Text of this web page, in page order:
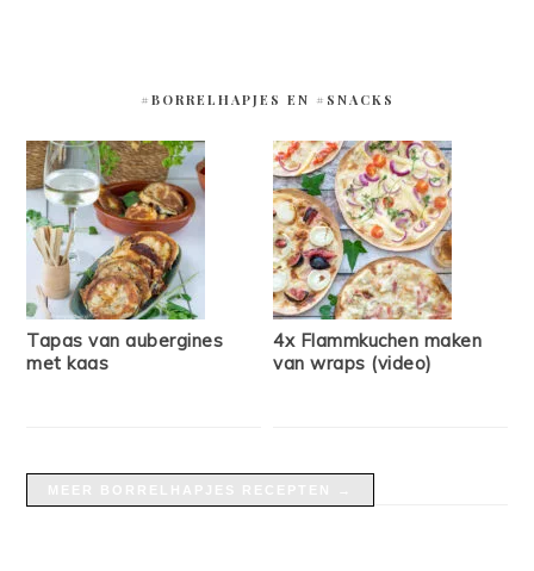
#BORRELHAPJES EN #SNACKS
Tapas van aubergines
met kaas
4x Flammkuchen maken
van wraps (video)